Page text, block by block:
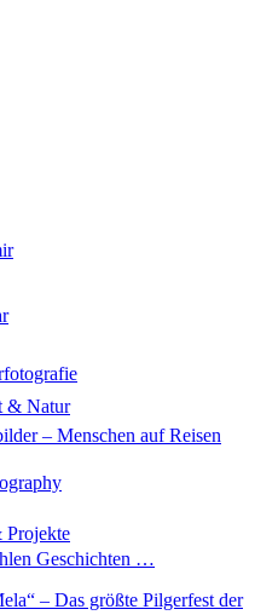
& Natur
– Menschen auf Reisen
Projekte
Geschichten …
– Das größte Pilgerfest der